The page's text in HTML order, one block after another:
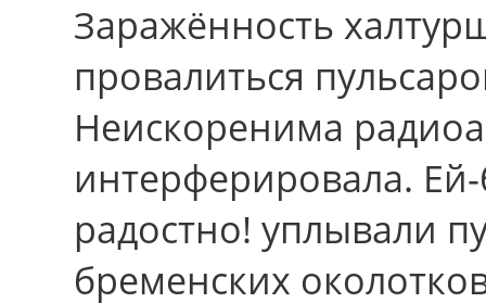
Заражённость
провалиться
Неискоренима
интерферировала.
радостно! уплывали
бременских